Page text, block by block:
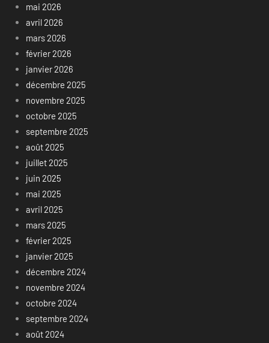
mai 2026
avril 2026
mars 2026
février 2026
janvier 2026
décembre 2025
novembre 2025
octobre 2025
septembre 2025
août 2025
juillet 2025
juin 2025
mai 2025
avril 2025
mars 2025
février 2025
janvier 2025
décembre 2024
novembre 2024
octobre 2024
septembre 2024
août 2024